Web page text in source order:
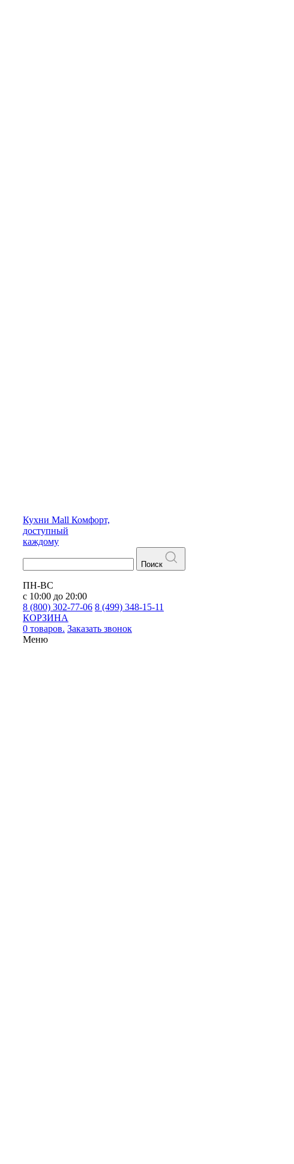
Кухни Mall Комфорт,
доступный
каждому
Поиск
ПН-ВС
с 10:00 до 20:00
8 (800) 302-77-06 8 (499) 348-15-11
КОРЗИНА
0 товаров. Заказать звонок
Меню